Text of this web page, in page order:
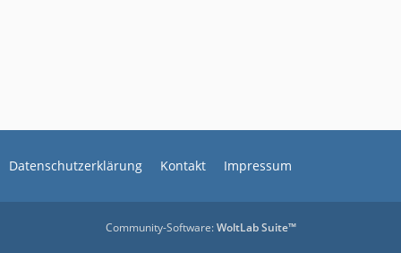
Datenschutzerklärung Kontakt Impressum
Community-Software:WoltLab Suite™